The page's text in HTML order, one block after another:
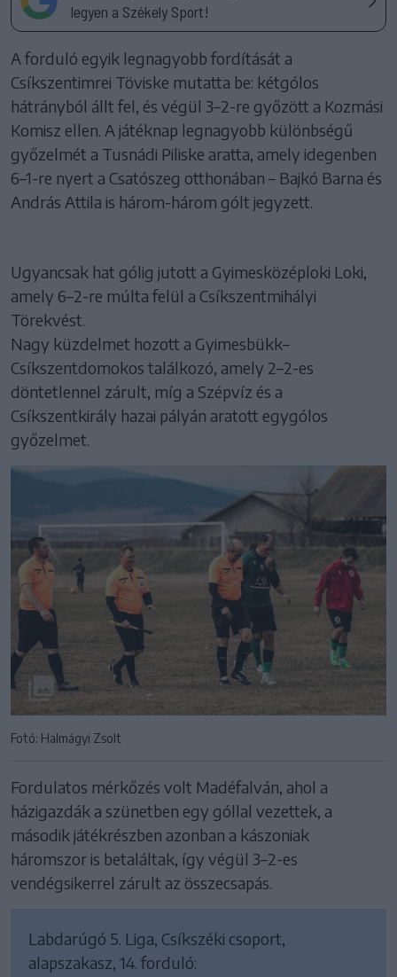
legyen a Székely Sport!
A forduló egyik legnagyobb fordítását a
Csíkszentimrei Töviske mutatta be: kétgólos
hátrányból állt fel, és végül 3–2-re győzött a Kozmási
Komisz ellen. A játéknap legnagyobb különbségű
győzelmét a Tusnádi Piliske aratta, amely idegenben
6–1-re nyert a Csatószeg otthonában – Bajkó Barna és
András Attila is három-három gólt jegyzett.
Ugyancsak hat gólig jutott a Gyimesközéploki Loki,
amely 6–2-re múlta felül a Csíkszentmihályi
Törekvést.
Nagy küzdelmet hozott a Gyimesbükk–
Csíkszentdomokos találkozó, amely 2–2-es
döntetlennel zárult, míg a Szépvíz és a
Csíkszentkirály hazai pályán aratott egygólos
győzelmet.
Fotó: Halmágyi Zsolt
Fordulatos mérkőzés volt Madéfalván, ahol a
házigazdák a szünetben egy góllal vezettek, a
második játékrészben azonban a kászoniak
háromszor is betaláltak, így végül 3–2-es
vendégsikerrel zárult az összecsapás.
Labdarúgó 5. Liga, Csíkszéki csoport,
alapszakasz, 14. forduló: